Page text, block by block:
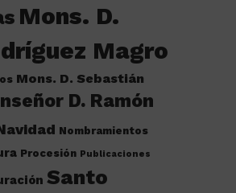
Mons. D.
Magro
Mons. D. Sebastián
D. Ramón
Nombramientos
Procesión Publicaciones
Santo